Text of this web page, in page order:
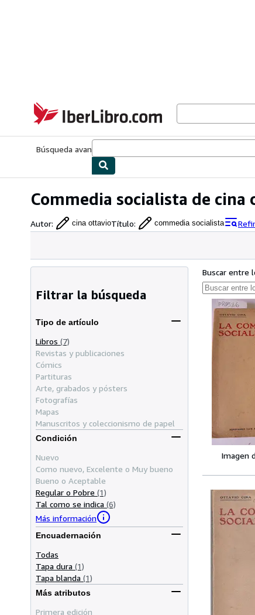
IberLibro.com
Búsqueda avanzada
Commedia socialista de cina
Autor: cina ottavioTítulo: commedia socialista
Filtrar la búsqueda
Tipo de artículo
Libros (7)
Revistas y publicaciones
Cómics
Partituras
Arte, grabados y pósters
Fotografías
Mapas
Manuscritos y coleccionismo de papel
Condición
Nuevo
Como nuevo, Excelente o Muy bueno
Bueno o Aceptable
Regular o Pobre (1)
Tal como se indica (6)
Más información
Encuadernación
Todas
Tapa dura (1)
Tapa blanda (1)
Más atributos
Primera edición
Buscar entre
Imagen